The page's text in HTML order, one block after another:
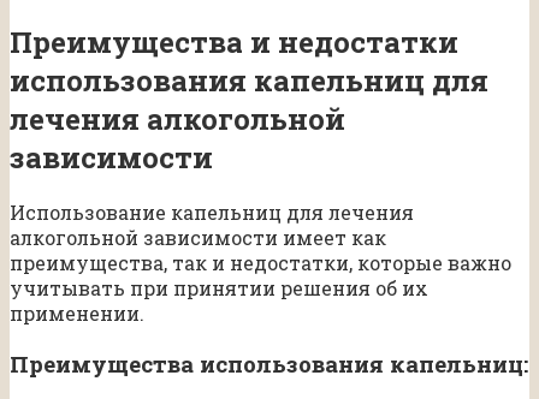
Преимущества и недостатки
использования капельниц для
лечения алкогольной
зависимости
Использование капельниц для лечения
алкогольной зависимости имеет как
преимущества, так и недостатки, которые важно
учитывать при принятии решения об их
применении.
Преимущества использования капельниц: